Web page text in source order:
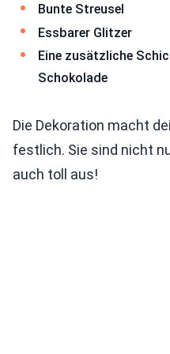
Bunte Streusel
Essbarer Glitzer
Eine zusätzliche
Schokolade
Die Dekoration macht
festlich. Sie sind nicht
auch toll aus!